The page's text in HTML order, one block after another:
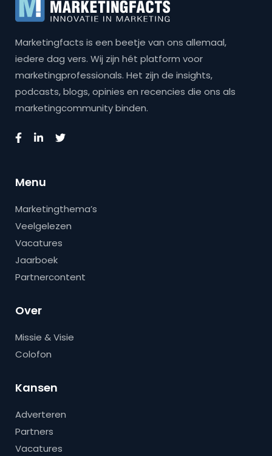
Marketingfacts is een beetje van ons allemaal,
iedere dag vers. Wij zijn hét platform voor
marketingprofessionals. Het zijn de insights,
podcasts, blogs, opinies en recencies die ons als
marketingcommunity binden.
Menu
Marketingthema’s
Veelgelezen
Vacatures
Jaarboek
Partnercontent
Over
Missie & Visie
Colofon
Kansen
Adverteren
Partners
Vacatures